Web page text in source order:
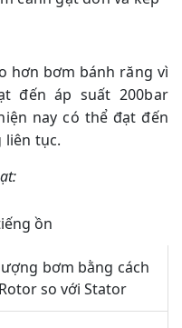
hơn bơm bánh răng vì
đến áp suất 200bar
nay có thể đạt đến
liên tục.
ồn
bơm bằng cách
so với Stator